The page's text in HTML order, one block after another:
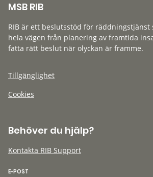
MSB RIB
RIB är ett beslutsstöd för räddningstjänst
hela vägen från planering av framtida
fatta rätt beslut när olyckan är framme.
Tillgänglighet
Cookies
Behöver du hjälp?
Kontakta RIB Support
E-POST